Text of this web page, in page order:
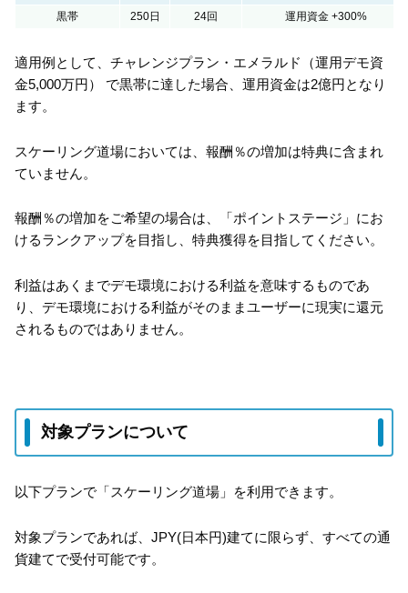
黒帯
250日 24回 運用資金 +300%
適用例として、チャレンジプラン・エメラルド（運用デモ資
金5,000万円） で黒帯に達した場合、運用資金は2億円となり
ます。
スケーリング道場においては、報酬％の増加は特典に含まれ
ていません。
報酬％の増加をご希望の場合は、「ポイントステージ」にお
けるランクアップを目指し、特典獲得を目指してください。
利益はあくまでデモ環境における利益を意味するものであ
り、デモ環境における利益がそのままユーザーに現実に還元
されるものではありません。
対象プランについて
以下プランで「スケーリング道場」を利用できます。
対象プランであれば、JPY(日本円)建てに限らず、すべての通
貨建てで受付可能です。